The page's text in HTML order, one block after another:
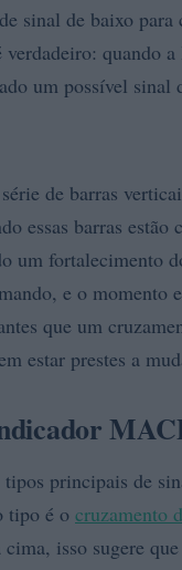
sinal de baixo
quando
um possível sinal
de barras
essas barras
um fortalecimento
e o momento
que um
estar prestes a
principais de
tipo é o cruzamento
isso sugere